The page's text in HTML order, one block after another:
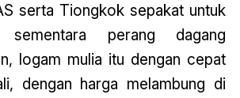
serta Tiongkok sepakat untuk
sementara perang dagang
logam mulia itu dengan cepat
dengan harga melambung di